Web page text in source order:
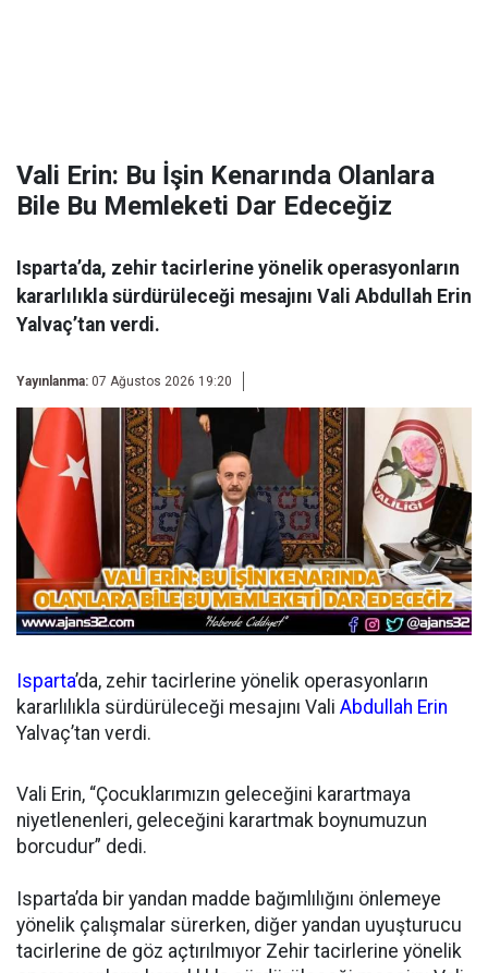
Vali Erin: Bu İşin Kenarında Olanlara
Bile Bu Memleketi Dar Edeceğiz
Isparta’da, zehir tacirlerine yönelik operasyonların
kararlılıkla sürdürüleceği mesajını Vali Abdullah Erin
Yalvaç’tan verdi.
Yayınlanma: 07 Ağustos 2026 19:20
Isparta’da, zehir tacirlerine yönelik operasyonların
kararlılıkla sürdürüleceği mesajını Vali Abdullah Erin
Yalvaç’tan verdi.
Vali Erin, “Çocuklarımızın geleceğini karartmaya
niyetlenenleri, geleceğini karartmak boynumuzun
borcudur” dedi.
Isparta’da bir yandan madde bağımlılığını önlemeye
yönelik çalışmalar sürerken, diğer yandan uyuşturucu
tacirlerine de göz açtırılmıyor Zehir tacirlerine yönelik